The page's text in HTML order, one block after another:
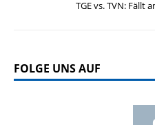
TGE vs. TVN: Fällt
FOLGE UNS AUF